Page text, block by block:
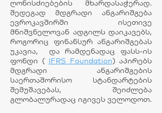
ღონისძიებების მხარდასაჭერად.
შედეგად მდგრადი ანგარიშგება
ევროკავშირში ისეთივე
მნიშვნელოვან ადგილს დაიკავებს,
როგორიც ფინანსურ ანგარიშგებას
უკავია, და რამდენადაც ფასს-ის
ფონდი ( IFRS Foundation) აპირებს
მდგრადი ანგარიშგების
საერთაშორისო სტანდარტების
შემუშავებას, შეიძლება
გლობალურადაც იგივეს ველოდოთ.